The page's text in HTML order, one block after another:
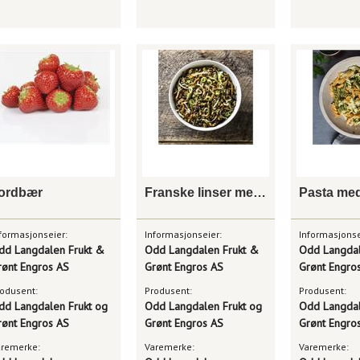
Langdalen Frukt &
Engros AS
Langdalen Frukt og
Engros AS
Franske linser med rotgrønnsaker og urter
Informasjonseier:
Odd Langdalen Frukt &
Grønt Engros AS
Produsent:
Odd Langdalen Frukt og
Grønt Engros AS
Varemerke:
Pasta
Odd
Grønt
Produsent:
Odd
Grønt
Varemerke: